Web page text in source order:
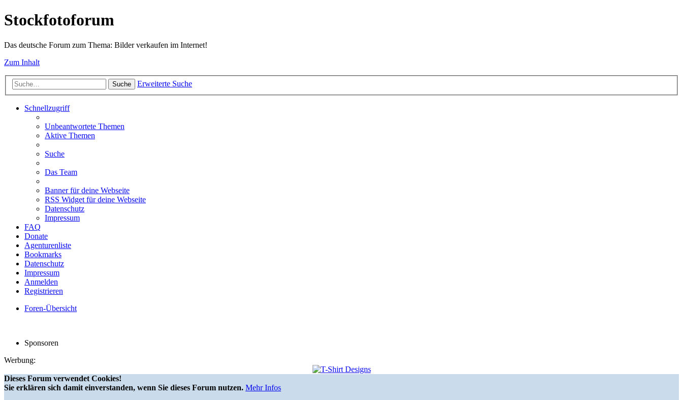
Stockfotoforum
Das deutsche Forum zum Thema: Bilder verkaufen im Internet!
Zum Inhalt
Suche Erweiterte Suche
Schnellzugriff
Unbeantwortete Themen
Aktive Themen
Suche
Das Team
Banner für deine Webseite
RSS Widget für deine Webseite
Datenschutz
Impressum
FAQ
Donate
Agenturenliste
Bookmarks
Datenschutz
Impressum
Anmelden
Registrieren
Foren-Übersicht
Sponsoren
Werbung:
Dieses Forum verwendet Cookies!
Sie erklären sich damit einverstanden, wenn Sie dieses Forum nutzen. Mehr Infos